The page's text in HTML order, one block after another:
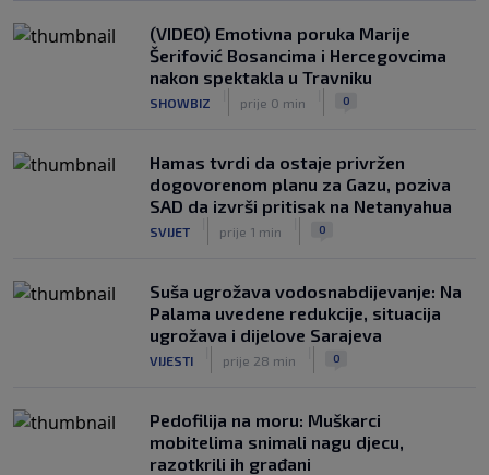
veliki potez
NOGOMET
| | 0
"Peković je imao 140 kila, nisam mogao
to da ga pitam": Luda priča NBA
(VIDEO) Emotivna poruka Marije
Šerifović Bosancima i Hercegovcima
nakon spektakla u Travniku
SHOWBIZ prije 0 min 0
Hamas tvrdi da ostaje privržen
dogovorenom planu za Gazu, poziva
SAD da izvrši pritisak na Netanyahua
SVIJET prije 1 min 0
Suša ugrožava vodosnabdijevanje: Na
Palama uvedene redukcije, situacija
ugrožava i dijelove Sarajeva
VIJESTI prije 28 min 0
Pedofilija na moru: Muškarci
mobitelima snimali nagu djecu,
razotkrili ih građani